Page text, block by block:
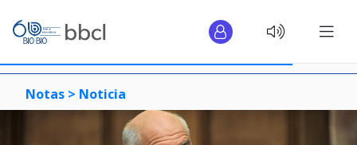
Notas > Noticia